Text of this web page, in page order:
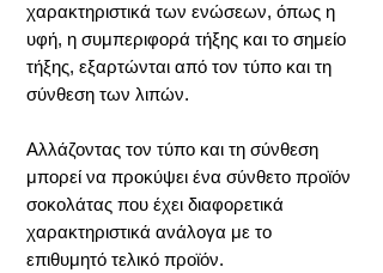
χαρακτηριστικά των ενώσεων, όπως η
υφή, η συμπεριφορά τήξης και το σημείο
τήξης, εξαρτώνται από τον τύπο και τη
σύνθεση των λιπών.
Αλλάζοντας τον τύπο και τη σύνθεση
μπορεί να προκύψει ένα σύνθετο προϊόν
σοκολάτας που έχει διαφορετικά
χαρακτηριστικά ανάλογα με το
επιθυμητό τελικό προϊόν.